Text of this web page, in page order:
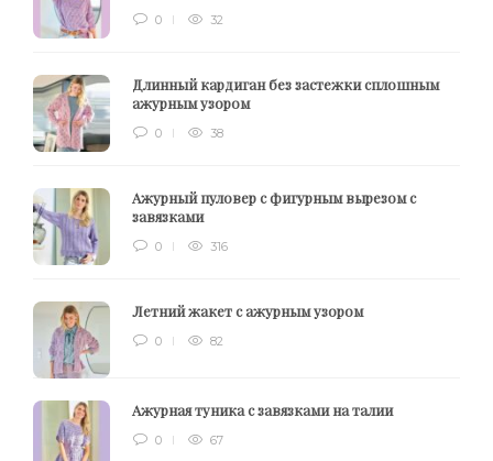
0 32
Длинный кардиган без застежки сплошным
ажурным узором
0 38
Ажурный пуловер с фигурным вырезом с
завязками
0 316
Летний жакет с ажурным узором
0 82
Ажурная туника с завязками на талии
0 67